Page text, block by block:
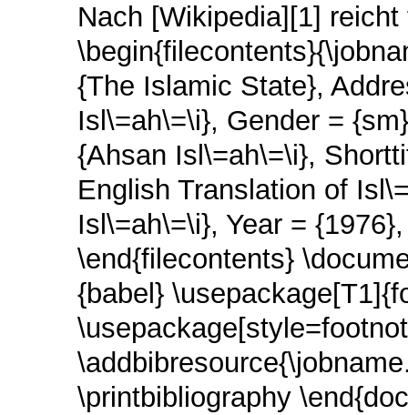
Nach [Wikipedia][1]
{The Islamic State},
Isl\=ah\=\i}, Gender =
{Ahsan Isl\=ah\=\i},
English Translation of
Isl\=ah\=\i}, Year =
\end{filecontents}
{babel}
\printbibliography